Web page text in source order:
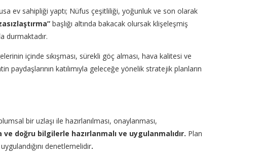
ev sahipliği yaptı; Nüfus çeşitliliği, yoğunluk ve son olarak
başlığı altında bakacak olursak klişeleşmiş
durmaktadır.
içinde sıkışması, sürekli göç alması, hava kalitesi ve
katılımıyla geleceğe yönelik stratejik planların
bir uzlaşı ile hazırlanılması, onaylanması,
doğru bilgilerle hazırlanmalı ve uygulanmalıdır. Plan
denetlemelidir.